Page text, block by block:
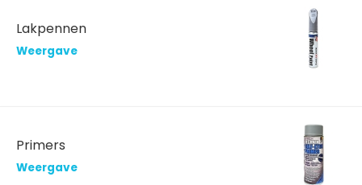
Lakpennen
Weergave
Primers
Weergave